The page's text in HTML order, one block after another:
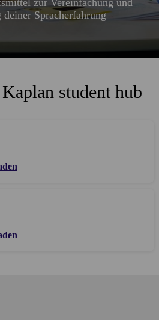
zur Vereinfachung und
deiner Spracherfahrung
student hub